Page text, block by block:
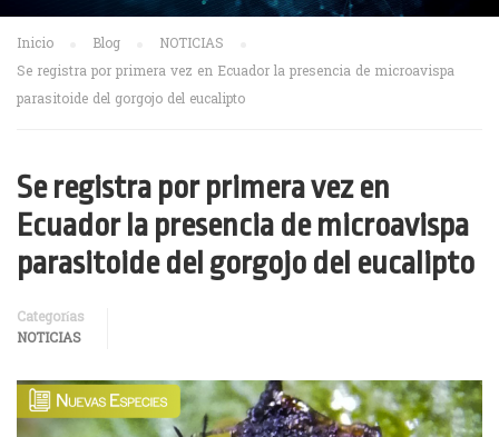
Inicio Blog
NOTICIAS
Se registra por primera vez en Ecuador la presencia de microavispa
parasitoide del gorgojo del eucalipto
Se registra por primera vez en
Ecuador la presencia de microavispa
parasitoide del gorgojo del eucalipto
Categorías
NOTICIAS